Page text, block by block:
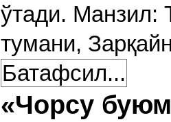
ўтади. Манзил:
тумани,
Батафсил...
«Чорсу